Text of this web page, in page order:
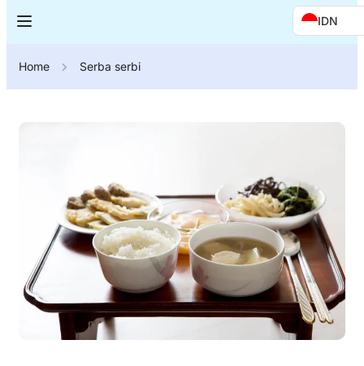
IDN
Home Serba serbi